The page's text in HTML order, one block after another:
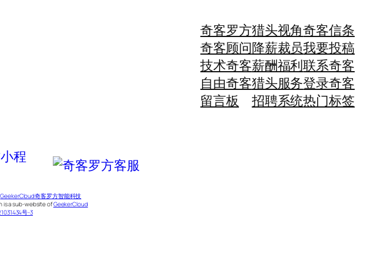
奇客罗方
奇客顾问
技术奇客
自由奇客
留言板
猎头视角
降薪裁员
薪酬福利
猎头服务
招聘系统
奇客信条
我要投稿
联系奇客
登录奇客
热门标签
GeekerCloud奇客罗方智能科技
is a sub-website ofGeekerCloud
号-3